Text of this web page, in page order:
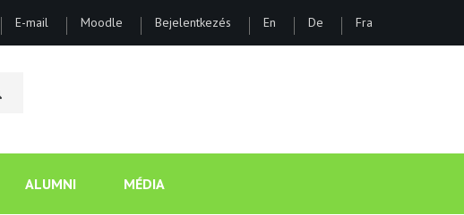
E-mail Moodle Bejelentkezés En De Fra
ALUMNI MÉDIA